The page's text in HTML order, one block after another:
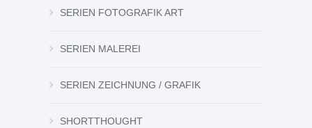
SERIEN FOTOGRAFIK ART
SERIEN MALEREI
SERIEN ZEICHNUNG / GRAFIK
SHORTTHOUGHT